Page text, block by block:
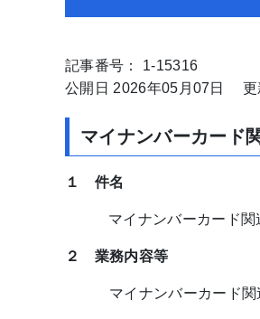
記事番号： 1-15316
公開日 2026年05月07日
マイナンバーカード
１ 件名
マイナンバーカード
２ 業務内容等
マイナンバーカード関連